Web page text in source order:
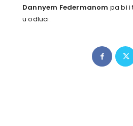
Dannyem Federmanom pa bi i
u odluci.